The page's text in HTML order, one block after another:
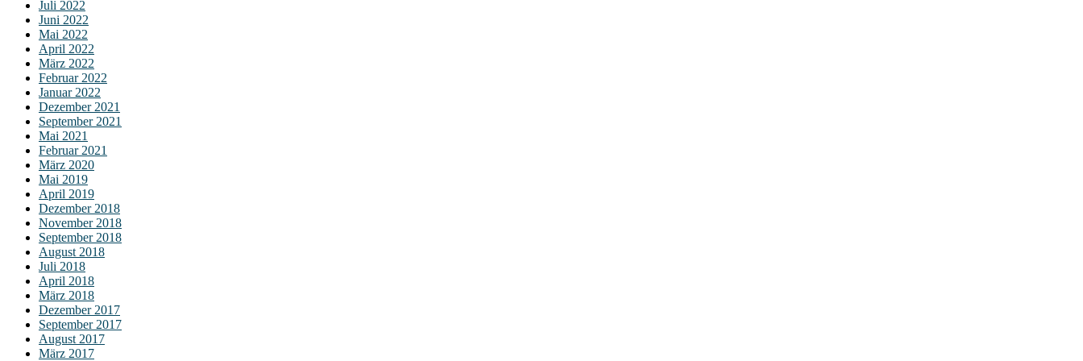
Juli 2022
Juni 2022
Mai 2022
April 2022
März 2022
Februar 2022
Januar 2022
Dezember 2021
September 2021
Mai 2021
Februar 2021
März 2020
Mai 2019
April 2019
Dezember 2018
November 2018
September 2018
August 2018
Juli 2018
April 2018
März 2018
Dezember 2017
September 2017
August 2017
März 2017